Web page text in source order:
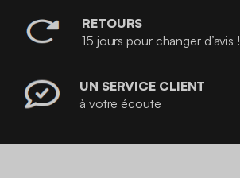
RETOURS
15 jours pour changer d’avis !
UN SERVICE CLIENT
à votre écoute